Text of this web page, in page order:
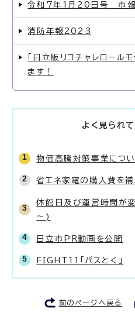
令和7年1月20日号 市報
消防年報2023
「日立版リコチャレロール
ます！
よく見られ
物価高騰対策事業につ
省エネ家電の購入費を補
休館日及び運営時間が
～)
日立市PR動画を公開
FIGHT11「パスとく」
前のページへ戻る